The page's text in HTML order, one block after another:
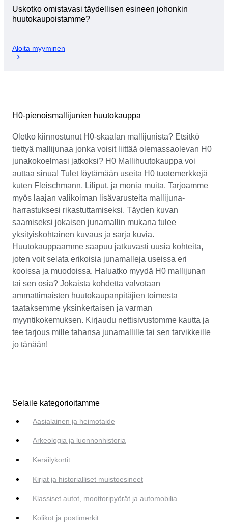
Uskotko omistavasi täydellisen esineen johonkin
huutokaupoistamme?
Aloita myyminen
H0-pienoismallijunien huutokauppa
Oletko kiinnostunut H0-skaalan mallijunista? Etsitkö
tiettyä mallijunaa jonka voisit liittää olemassaolevan H0
junakokoelmasi jatkoksi? H0 Mallihuutokauppa voi
auttaa sinua! Tulet löytämään useita H0 tuotemerkkejä
kuten Fleischmann, Liliput, ja monia muita. Tarjoamme
myös laajan valikoiman lisävarusteita mallijuna-
harrastuksesi rikastuttamiseksi. Täyden kuvan
saamiseksi jokaisen junamallin mukana tulee
yksityiskohtainen kuvaus ja sarja kuvia.
Huutokauppaamme saapuu jatkuvasti uusia kohteita,
joten voit selata erikoisia junamalleja useissa eri
kooissa ja muodoissa. Haluatko myydä H0 mallijunan
tai sen osia? Jokaista kohdetta valvotaan
ammattimaisten huutokaupanpitäjien toimesta
taataksemme yksinkertaisen ja varman
myyntikokemuksen. Kirjaudu nettisivustomme kautta ja
tee tarjous mille tahansa junamallille tai sen tarvikkeille
jo tänään!
Selaile kategorioitamme
Aasialainen ja heimotaide
Arkeologia ja luonnonhistoria
Keräilykortit
Kirjat ja historialliset muistoesineet
Klassiset autot, moottoripyörät ja automobilia
Kolikot ja postimerkit